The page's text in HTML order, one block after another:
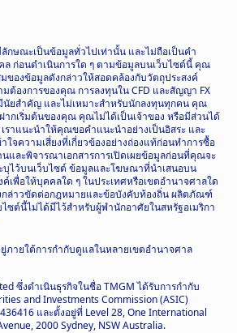
กษณะเป็นข้อมูลทั่วไปเท่านั้น และไม่ถือเป็นคำ
ล ก่อนดำเนินการใด ๆ ตามข้อมูลบนเว็บไซต์นี้ คุณ
ของข้อมูลดังกล่าวให้สอดคล้องกับวัตถุประสงค์
มต้องการของคุณ การลงทุนใน CFD และสัญญา FX
นัยสำคัญ และไม่เหมาะสำหรับนักลงทุนทุกคน คุณ
ากเริ่มต้นของคุณ คุณไม่ได้เป็นเจ้าของ หรือมีส่วนได้
เราแนะนำให้คุณขอคำแนะนำอย่างเป็นอิสระ และ
จความเสี่ยงที่เกี่ยวข้องอย่างถ่องแท้ก่อนทำการซื้อ
ละพิจารณาเอกสารการเปิดเผยข้อมูลก่อนที่คุณจะ
ไว้บนเว็บไซต์ ข้อมูลและโฆษณาที่นำเสนอบน
เพื่อให้บุคคลใด ๆ ในประเทศหรือเขตอำนาจศาลใด
กล่าวขัดต่อกฎหมายและข้อบังคับท้องถิ่น ผลิตภัณฑ์
ซต์นี้ไม่ได้มีไว้สำหรับผู้พำนักอาศัยในสหรัฐอเมริกา
ภายใต้การกำกับดูแลในหลายเขตอำนาจศาล
ซึ่งดำเนินธุรกิจในชื่อ TMGM ได้รับการกำกับ
and Investments Commission (ASIC)
และตั้งอยู่ที่ Level 28, One International
2000 Sydney, NSW Australia.